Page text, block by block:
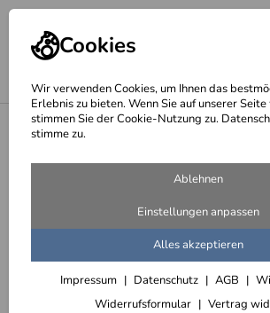
Cookies
Wir verwenden Cookies, um Ihnen das
Erlebnis zu bieten. Wenn Sie auf unserer
stimmen Sie der Cookie-Nutzung zu.
stimme zu.
Ablehnen
Einstellungen anpassen
Alles akzeptieren
Impressum Datenschutz AGB
Widerrufsformular
Vertrag
Podeste und Sockel für Skulpturen